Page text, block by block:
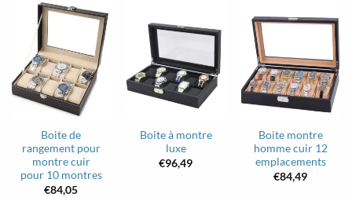
Boite de
rangement pour
montre cuir
pour 10 montres
€84,05
Boite à montre
luxe
€96,49
Boite montre
homme cuir 12
emplacements
€84,49